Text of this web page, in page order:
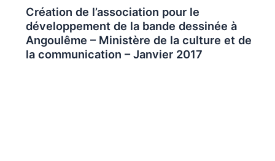
Création de l’association pour le
développement de la bande dessinée à
Angoulême – Ministère de la culture et de
la communication – Janvier 2017